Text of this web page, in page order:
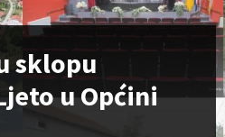
sklopu
u Općini